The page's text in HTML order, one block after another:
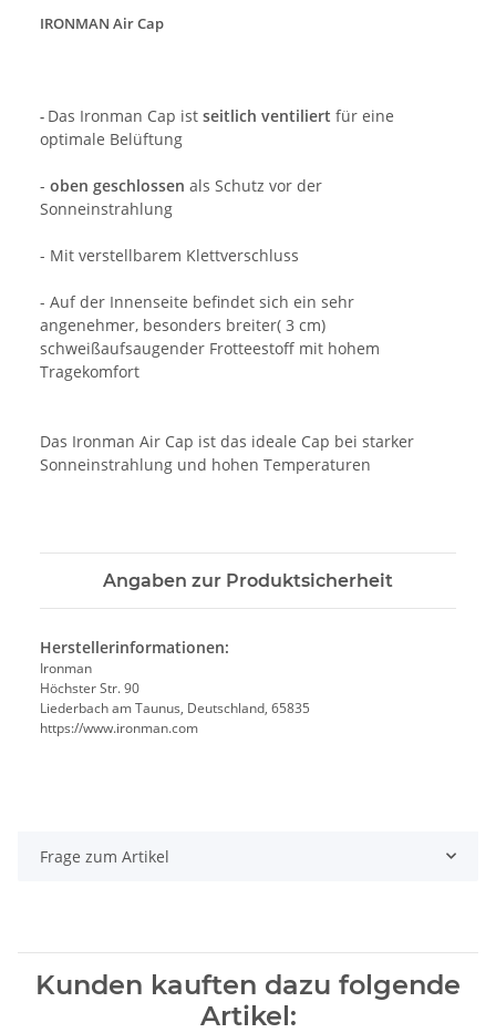
IRONMAN Air Cap
- Das Ironman Cap ist seitlich ventiliert für eine
optimale Belüftung
- oben geschlossen als Schutz vor der
Sonneinstrahlung
- Mit verstellbarem Klettverschluss
- Auf der Innenseite befindet sich ein sehr
angenehmer, besonders breiter( 3 cm)
schweißaufsaugender Frotteestoff mit hohem
Tragekomfort
Das Ironman Air Cap ist das ideale Cap bei starker
Sonneinstrahlung und hohen Temperaturen
Angaben zur Produktsicherheit
Herstellerinformationen:
Ironman
Höchster Str. 90
Liederbach am Taunus, Deutschland, 65835
https://www.ironman.com
Frage zum Artikel
Kunden kauften dazu folgende
Artikel: